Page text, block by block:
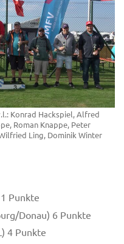
Konrad Hackspiel, Alfred
Roman Knappe, Peter
Ling, Dominik Winter
Punkte
Donau) 6 Punkte
4 Punkte